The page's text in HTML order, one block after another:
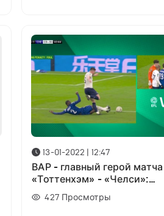
13-01-2022 | 12:47
ВАР - главный герой матча
«Тоттенхэм» - «Челси»:
Система помогла арбитру в
трех ключевых эпизодах
427 Просмотры